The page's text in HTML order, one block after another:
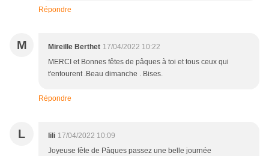
Répondre
M Mireille Berthet 17/04/2022 10:22
MERCI et Bonnes fêtes de pâques à toi et tous ceux qui
t'entourent .Beau dimanche . Bises.
Répondre
L lili 17/04/2022 10:09
Joyeuse fête de Pâques passez une belle journée